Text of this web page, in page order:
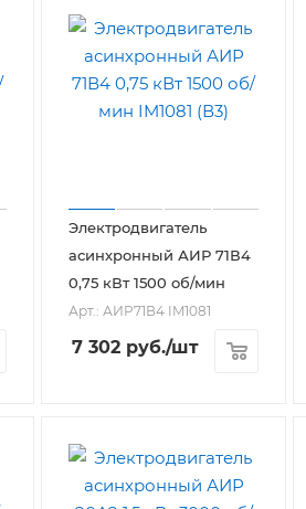
Электродвигатель
асинхронный АИР 71В4
0,75 кВт 1500 об/мин
Арт.: АИР71В4 IM1081
7 302 руб./шт